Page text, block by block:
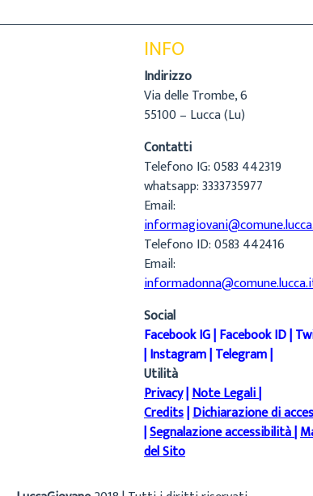
INFO
Indirizzo
Via delle Trombe, 6
55100 – Lucca (Lu)
Contatti
Telefono IG: 0583 442319
whatsapp: 3333735977
Email:
Telefono ID: 0583 442416
Email:
Social
Facebook IG|Facebook ID|
|Instagram|Telegram|
Utilità
Privacy|Note Legali|
Credits|Dichiarazione di
|Segnalazione accessibilità|
del Sito